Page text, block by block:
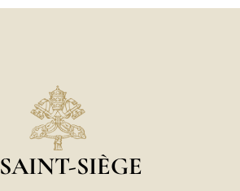
SAINT-SIÈGE